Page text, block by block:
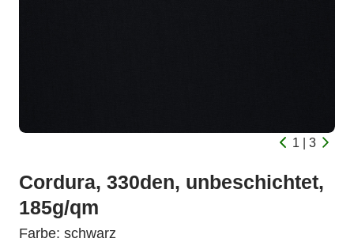
1 | 3
Cordura, 330den, unbeschichtet,
185g/qm
Farbe: schwarz